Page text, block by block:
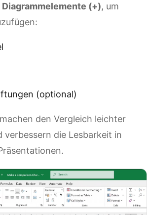
Diagrammelemente (+), um
(optional)
den Vergleich leichter
verbessern die Lesbarkeit in